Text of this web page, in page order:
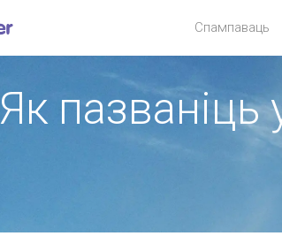
Спампаваць
Як пазваніць